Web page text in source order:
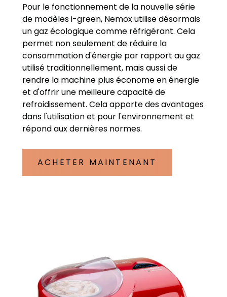
Pour le fonctionnement de la nouvelle série
de modèles i-green, Nemox utilise désormais
un gaz écologique comme réfrigérant. Cela
permet non seulement de réduire la
consommation d'énergie par rapport au gaz
utilisé traditionnellement, mais aussi de
rendre la machine plus économe en énergie
et d'offrir une meilleure capacité de
refroidissement. Cela apporte des avantages
dans l'utilisation et pour l'environnement et
répond aux dernières normes.
ACHETER MAINTENANT